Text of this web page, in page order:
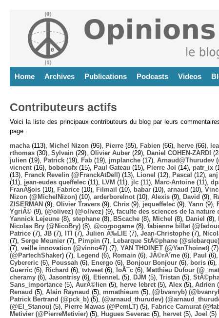
Home Archives Publications Podcasts Videos
Contributeurs actifs
Voici la liste des principaux contributeurs du blog par leurs
page :
macha (113), Michel Nizon (96), Pierre (85), Fabien (66), herve (66),
rthomas (30), Sylvain (29), Olivier Auber (29), Daniel COHEN-ZARDI
julien (19), Patrick (19), Fab (19), jmplanche (17), Arnaud@Thurudev
vicnent (16), bobonofx (15), Paul Gateau (15), Pierre Jol (14), patr_ix
(13),
Franck Revelin (@FranckAtDell) (13), Lionel (12), Pascal (12), anj
(11), jean-eudes queffelec (11), LVM (11), jlc (11), Marc-Antoine (11),
FranÃ§ois (10), Fabrice (10), Filmail (10), babar (10), arnaud (10),
Nizon (@MichelNizon) (10), arderborelnot (10), Alexis (9), David (9),
ZISERMAN (9), Olivier Travers (9), Chris (9), jequeffelec (9), Yann (9),
YgriÃ© (9), (@olivez) (@olivez) (9), faculte des sciences de la nature
Yannick Lejeune (8), stephane (8), BScache (8), Michel (8), Daniel (8),
Nicolas Bry (@NicoBry) (8), @corpogame (8), fabienne billat
Patrice (7), JB (7), ITI (7), Julien Ã‰LIE (7), Jean-Christophe (7),
(7), Serge Meunier (7), Pimpin (7), Lebarque StÃ©phane (@slebarque)
(7), veille innovation (@vinno47) (7), YAN THOINET (@YanThoinet) (7),
(@PartechShaker) (7), Legend (6), Romain (6), JÃ©rÃ´me (6), Paul (6),
Cybereric (6), Poussah (6), Energo (6), Bonjour Bonjour (6), boris (6),
Guerric (6), Richard (6), tvtweet (6), loÃ¯c (6), Matthieu Dufour
cheramy (6), Jasontrisy (6), EtienneL (5), DJM (5), Tristan (5),
Sans_importance (5), AurÃ©lien (5), herve lebret (5), Alex (5), Adrien
Renaud (5), Alain Raynaud (5), mmathieum (5), (@bvanryb)
Patrick Bertrand (@pck_b) (5), (@arnaud_thurudev)
(@El_Stanou) (5), Pierre Mawas (@PemLT) (5), Fabrice Camurat
Metivier (@PierreMetivier) (5), Hugues Severac (5), hervet (5), Joel (5)